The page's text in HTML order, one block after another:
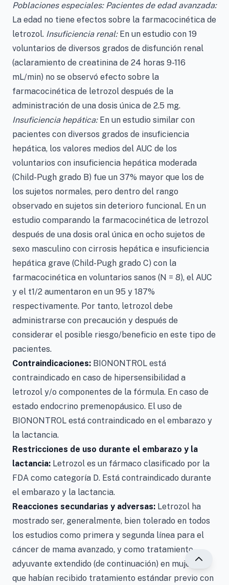
Poblaciones especiales: Pacientes de edad avanzada:
La edad no tiene efectos sobre la farmacocinética de
letrozol. Insuficiencia renal:En un estudio con 19
voluntarios de diversos grados de disfunción renal
(aclaramiento de creatinina de 24 horas 9-116
mL/min) no se observó efecto sobre la
farmacocinética de letrozol después de la
administración de una dosis única de 2.5 mg.
Insuficiencia hepática:En un estudio similar con
pacientes con diversos grados de insuficiencia
hepática, los valores medios del AUC de los
voluntarios con insuficiencia hepática moderada
(Child-Pugh grado B) fue un 37% mayor que los de
los sujetos normales, pero dentro del rango
observado en sujetos sin deterioro funcional. En un
estudio comparando la farmacocinética de letrozol
después de una dosis oral única en ocho sujetos de
sexo masculino con cirrosis hepática e insuficiencia
hepática grave (Child-Pugh grado C) con la
farmacocinética en voluntarios sanos (N = 8), el AUC
y el t1/2 aumentaron en un 95 y 187%
respectivamente. Por tanto, letrozol debe
administrarse con precaución y después de
considerar el posible riesgo/beneficio en este tipo de
pacientes.
Contraindicaciones: BIONONTROL está
contraindicado en caso de hipersensibilidad a
letrozol y/o componentes de la fórmula. En caso de
estado endocrino premenopáusico. El uso de
BIONONTROL está contraindicado en el embarazo y
la lactancia.
Restricciones de uso durante el embarazo y la
lactancia: Letrozol es un fármaco clasificado por la
FDA como categoría D. Está contraindicado durante
el embarazo y la lactancia.
Reacciones secundarias y adversas: Letrozol ha
mostrado ser, generalmente, bien tolerado en todos
los estudios como primera y segunda línea para el
cáncer de mama avanzado, y como tratamiento
adyuvante extendido (de continuación) en mujeres
que habían recibido tratamiento estándar previo con